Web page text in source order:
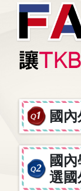
國
國
選